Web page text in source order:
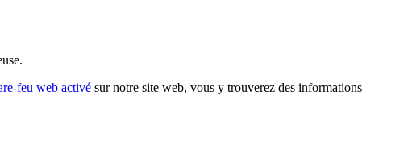
feu web activé sur notre site web, vous y trouverez des informations